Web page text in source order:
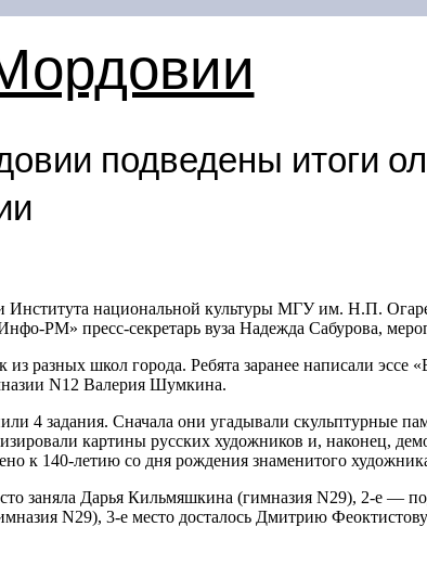
подведены итоги
Института национальной культуры МГУ им. Н.П.
РМ» пресс-секретарь вуза Надежда Сабурова,
из разных школ города. Ребята заранее написали
N12 Валерия Шумкина.
4 задания. Сначала они угадывали скульптурные
картины русских художников и, наконец,
к 140-летиюсо дня рождения знаменитого
заняла Дарья Кильмяшкина (гимназия N29), 2-е —
N29), 3-еместо досталось Дмитрию